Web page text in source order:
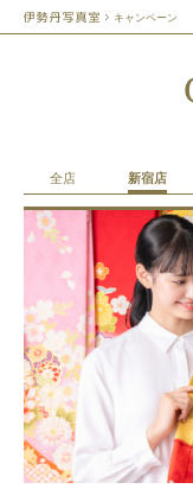
キャンペーン
全店 新宿店